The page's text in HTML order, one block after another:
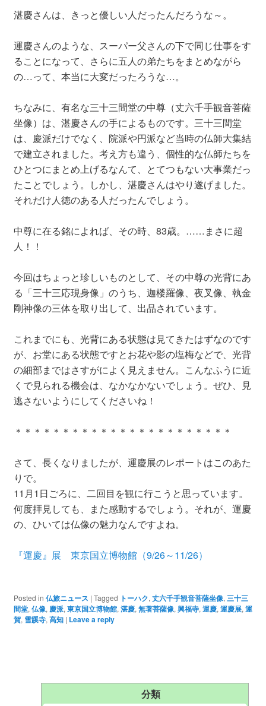
湛慶さんは、きっと優しい人だったんだろうな～。
運慶さんのような、スーパー父さんの下で同じ仕事をす
ることになって、さらに五人の弟たちをまとめながら
の…って、本当に大変だったろうな…。
ちなみに、有名な三十三間堂の中尊（丈六千手観音菩薩
坐像）は、湛慶さんの手によるものです。三十三間堂
は、慶派だけでなく、院派や円派など当時の仏師大集結
で建立されました。考え方も違う、個性的な仏師たちを
ひとつにまとめ上げるなんて、とてつもない大事業だっ
たことでしょう。しかし、湛慶さんはやり遂げました。
それだけ人徳のある人だったんでしょう。
中尊に在る銘によれば、その時、83歳。……まさに超
人！！
今回はちょっと珍しいものとして、その中尊の光背にあ
る「三十三応現身像」のうち、迦楼羅像、夜叉像、執金
剛神像の三体を取り出して、出品されています。
これまでにも、光背にある状態は見てきたはずなのです
が、お堂にある状態ですとお花や影の塩梅などで、光背
の細部まではさすがによく見えません。こんなふうに近
くで見られる機会は、なかなかないでしょう。ぜひ、見
逃さないようにしてくださいね！
＊＊＊＊＊＊＊＊＊＊＊＊＊＊＊＊＊＊＊＊＊＊＊
さて、長くなりましたが、運慶展のレポートはこのあた
りで。
11月1日ごろに、二回目を観に行こうと思っています。
何度拝見しても、また感動するでしょう。それが、運慶
の、ひいては仏像の魅力なんですよね。
『運慶』展 東京国立博物館（9/26～11/26）
Posted in 仏旅ニュース | Tagged トーハク, 丈六千手観音菩薩坐像, 三十三
間堂, 仏像, 慶派, 東京国立博物館, 湛慶, 無著菩薩像, 興福寺, 運慶, 運慶展, 運
賀, 雪蹊寺, 高知 | Leave a reply
分類